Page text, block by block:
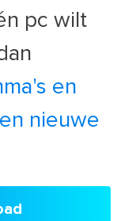
pc wilt
en
nieuwe